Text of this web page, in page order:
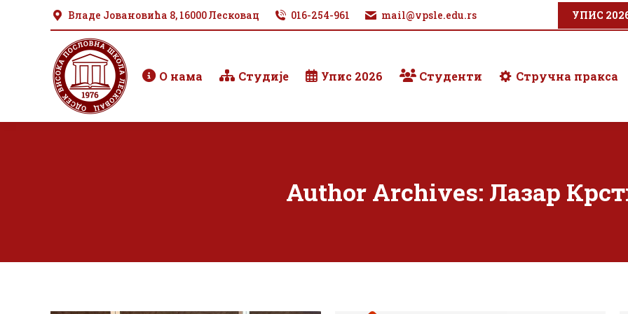
Владе Јовановића 8, 16000 Лесковац 016-254-961 mail@vpsle.edu.rs УПИС
О нама Студије Упис 2026 Студенти Стручна пракса
Author Archives: Лазар